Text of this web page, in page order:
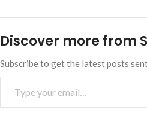
Discover more from
Subscribe to get the latest posts